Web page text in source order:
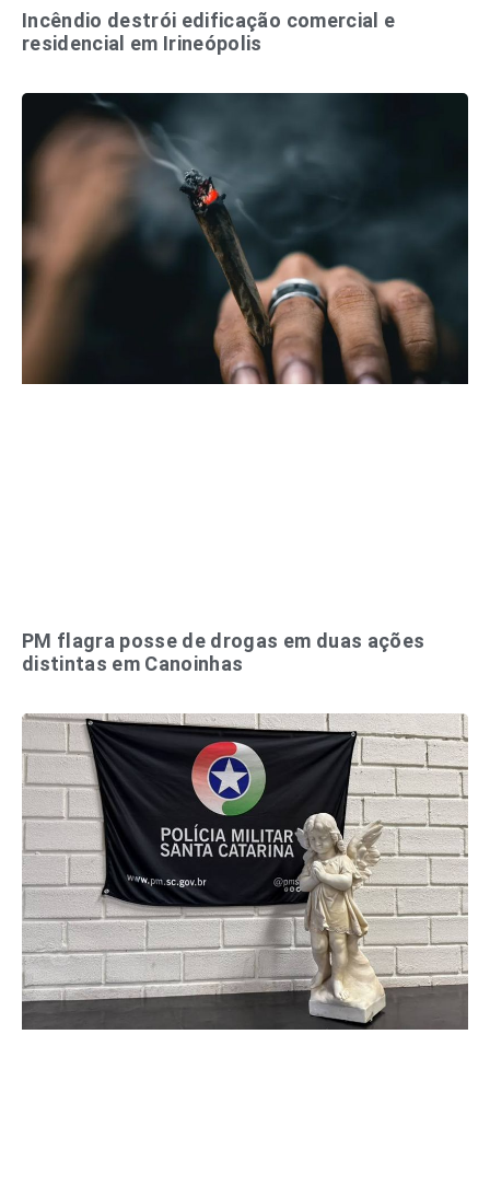
Incêndio destrói edificação comercial e
residencial em Irineópolis
PM flagra posse de drogas em duas ações
distintas em Canoinhas